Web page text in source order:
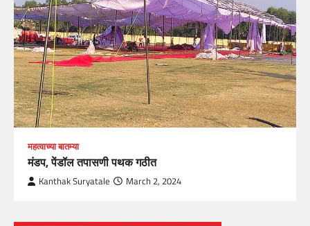
महत्वाच्या बातम्या
मंडप, पेंडॉल तपासणी पथक गठीत
Kanthak Suryatale March 2, 2024